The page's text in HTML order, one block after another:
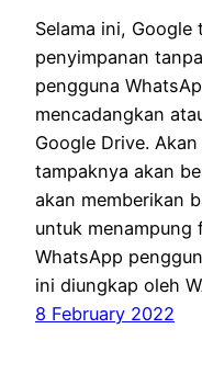
Selama ini, Google
penyimpanan
pengguna
mencadangkan
Google Drive.
tampaknya akan
akan memberikan
untuk menampung
WhatsApp
ini diungkap oleh
8 February 2022